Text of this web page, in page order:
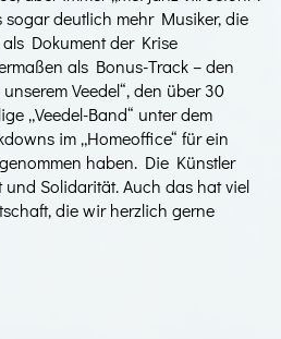
sogar deutlich mehr Musiker, die
Dokument der Krise
als Bonus-Track – den
Veedel“, den über 30
„Veedel-Band“ unter dem
im „Homeoffice“ für ein
haben. Die Künstler
Solidarität. Auch das hat viel
die wir herzlich gerne